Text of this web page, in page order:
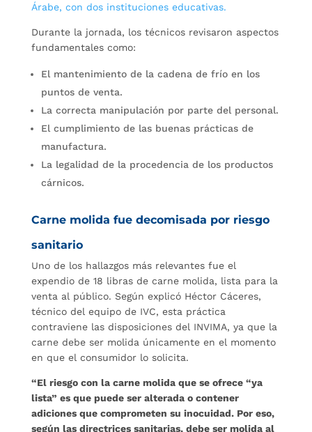
Árabe, con dos instituciones educativas.
Durante la jornada, los técnicos revisaron aspectos
fundamentales como:
El mantenimiento de la cadena de frío en los
puntos de venta.
La correcta manipulación por parte del personal.
El cumplimiento de las buenas prácticas de
manufactura.
La legalidad de la procedencia de los productos
cárnicos.
Carne molida fue decomisada por riesgo
sanitario
Uno de los hallazgos más relevantes fue el
expendio de 18 libras de carne molida, lista para la
venta al público. Según explicó Héctor Cáceres,
técnico del equipo de IVC, esta práctica
contraviene las disposiciones del INVIMA, ya que la
carne debe ser molida únicamente en el momento
en que el consumidor lo solicita.
“El riesgo con la carne molida que se ofrece “ya
lista” es que puede ser alterada o contener
adiciones que comprometen su inocuidad. Por eso,
según las directrices sanitarias, debe ser molida al